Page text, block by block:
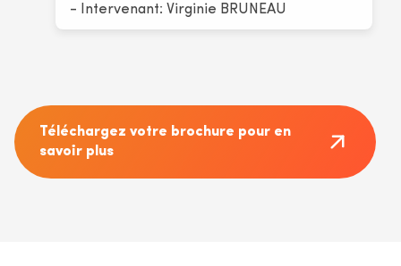
- Intervenant: Virginie BRUNEAU
Téléchargez votre brochure pour en
savoir plus